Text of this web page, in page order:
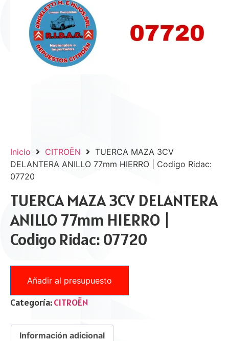
Inicio CITROËN
TUERCA MAZA 3CV
DELANTERA ANILLO 77mm HIERRO | Codigo Ridac:
07720
TUERCA MAZA 3CV DELANTERA
ANILLO 77mm HIERRO |
Codigo Ridac: 07720
Añadir al presupuesto
Categoría:CITROËN
Información adicional